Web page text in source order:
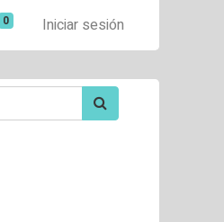
0 Iniciar sesión